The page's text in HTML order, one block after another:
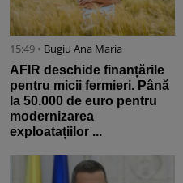
15:49 • Bugiu ⁠Ana Maria
AFIR deschide finanțările
pentru micii fermieri. Până
la 50.000 de euro pentru
modernizarea
exploatațiilor ...